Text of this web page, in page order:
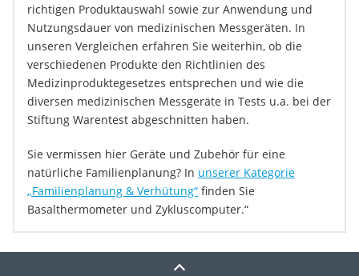
richtigen Produktauswahl sowie zur Anwendung und
Nutzungsdauer von medizinischen Messgeräten. In
unseren Vergleichen erfahren Sie weiterhin, ob die
verschiedenen Produkte den Richtlinien des
Medizinproduktegesetzes entsprechen und wie die
diversen medizinischen Messgeräte in Tests u.a. bei der
Stiftung Warentest abgeschnitten haben.
Sie vermissen hier Geräte und Zubehör für eine
natürliche Familienplanung? In unserer Kategorie
„Familienplanung & Verhütung“ finden Sie
Basalthermometer und Zykluscomputer.“